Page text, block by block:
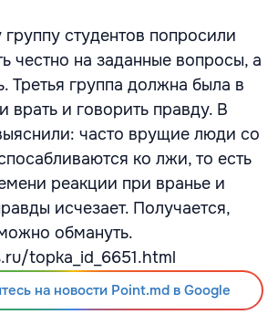
студентов попросили
честно на заданные вопросы, а
Третья группа должна была в
врать и говорить правду. В
часто врущие люди со
ко лжи, то есть
реакции при вранье и
исчезает. Получается,
обмануть.
topka_id_6651.html
на новости Point.md в Google